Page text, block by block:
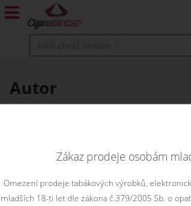
Autor
PINEAPPLE MANGO ORANGE - Elf
Zákaz prodeje osobám
Omezení prodeje tabákových výrobků,
mladších 18-ti let dle zákona č.379/2005 Sb. o